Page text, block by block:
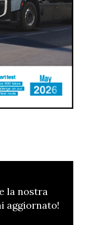
la nostra
aggiornato!